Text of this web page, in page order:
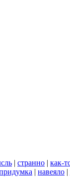
| странно | как-
| навеяло |